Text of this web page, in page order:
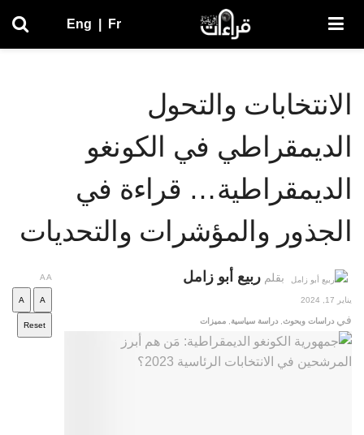
Eng Fr
الانتخابات والتحول
الديمقراطي في الكونغو
الديمقراطية… قراءة في
الجذور والمؤشرات والتحديات
بقلم ربيع أبو زامل
يناير 17, 2024
في دراسات وبحوث, دراسة سياسية, مميزات
A A
A
A
Reset